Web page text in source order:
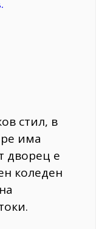
стил, в
има
дворец е
коледен